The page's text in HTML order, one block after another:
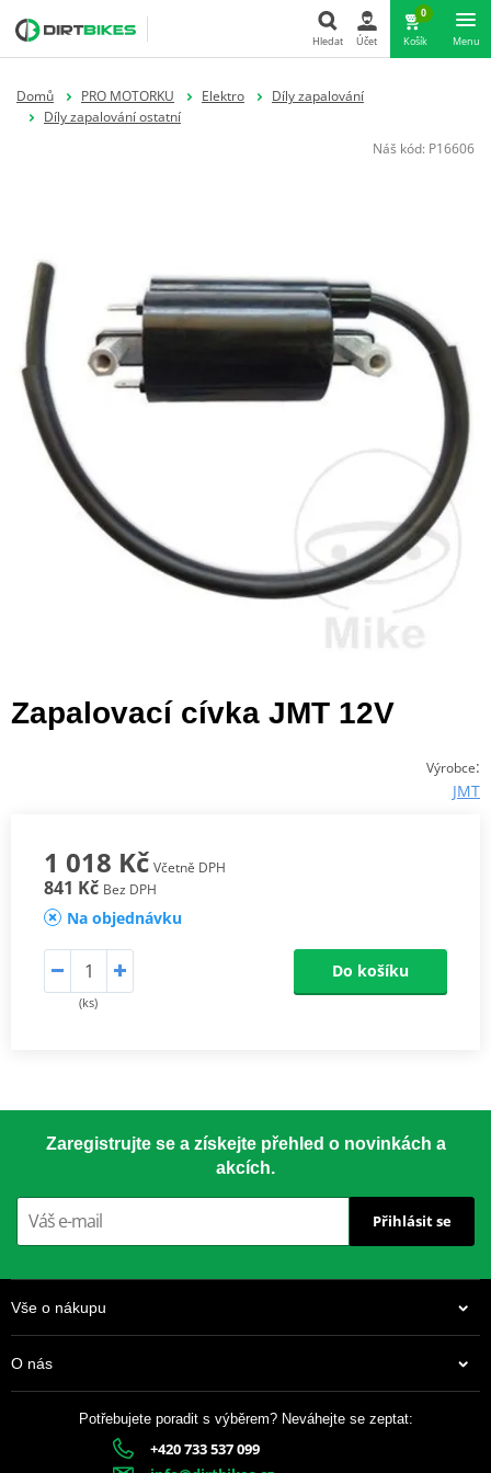
Hledat Účet
0
Košík Menu
Domů PRO MOTORKU Elektro
Díly zapalování
Díly zapalování ostatní
Náš kód: P16606
Zapalovací cívka JMT 12V
Výrobce:
JMT
1 018 Kč Včetně DPH
841 Kč Bez DPH
Na objednávku
(ks)
Do košíku
Zaregistrujte se a získejte přehled o novinkách a
akcích.
Přihlásit se
Vše o nákupu
O nás
Potřebujete poradit s výběrem? Neváhejte se zeptat:
+420 733 537 099